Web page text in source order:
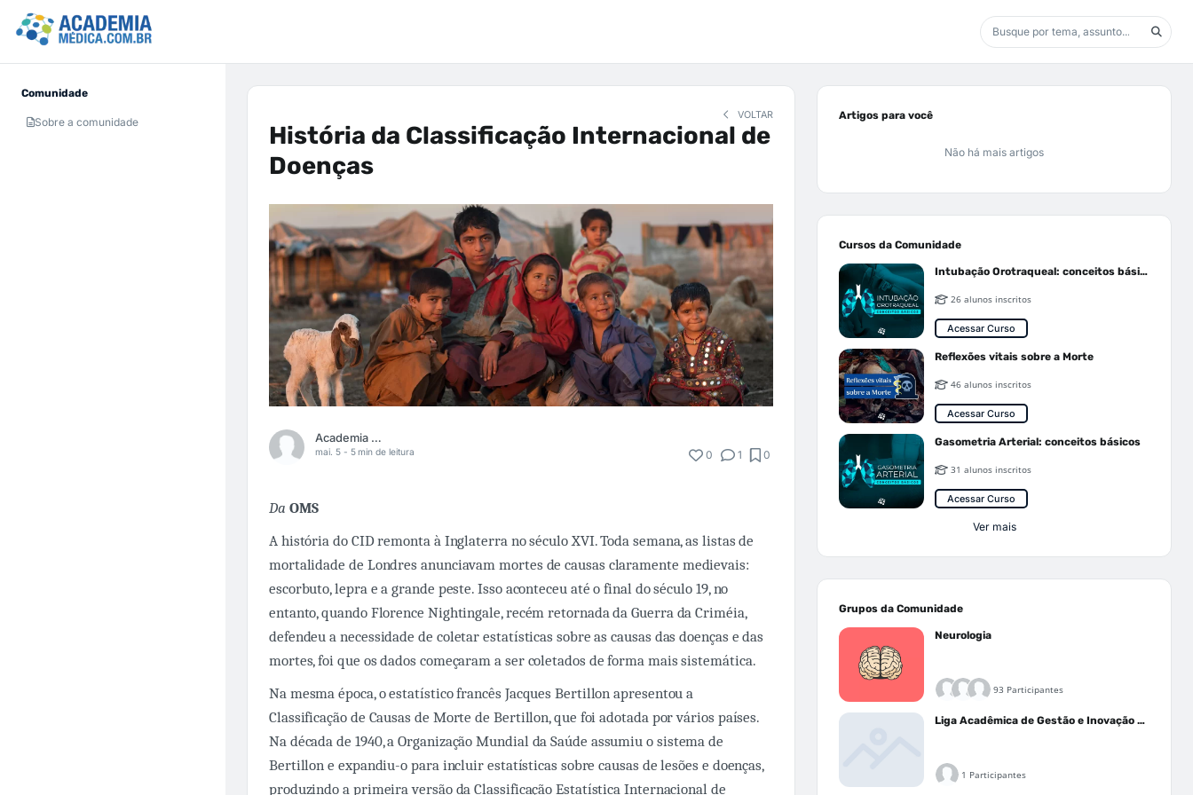
Comunidade
Sobre a comunidade
VOLTAR
História da Classificação Internacional de
Doenças
Academia Médica
mai. 5 - 5 min de leitura 0 1 0
Da OMS
A história do CID remonta à Inglaterra no século XVI. Toda semana, as listas de
mortalidade de Londres anunciavam mortes de causas claramente medievais:
escorbuto, lepra e a grande peste. Isso aconteceu até o final do século 19, no
entanto, quando Florence Nightingale, recém retornada da Guerra da Criméia,
defendeu a necessidade de coletar estatísticas sobre as causas das doenças e das
mortes, foi que os dados começaram a ser coletados de forma mais sistemática.
Na mesma época, o estatístico francês Jacques Bertillon apresentou a
Classificação de Causas de Morte de Bertillon, que foi adotada por vários países.
Na década de 1940, a Organização Mundial da Saúde assumiu o sistema de
Bertillon e expandiu-o para incluir estatísticas sobre causas de lesões e doenças,
produzindo a primeira versão da Classificação Estatística Internacional de
Artigos para você
Não há mais artigos
Cursos da Comunidade
Intubação Orotraqueal: conceitos básicos
26 alunos inscritos
Acessar Curso
Reflexões vitais sobre a Morte
46 alunos inscritos
Acessar Curso
Gasometria Arterial: conceitos básicos
31 alunos inscritos
Acessar Curso
Ver mais
Grupos da Comunidade
Neurologia
93 Participantes
Liga Acadêmica de Gestão e Inovação Médica - LAGIM
1 Participantes